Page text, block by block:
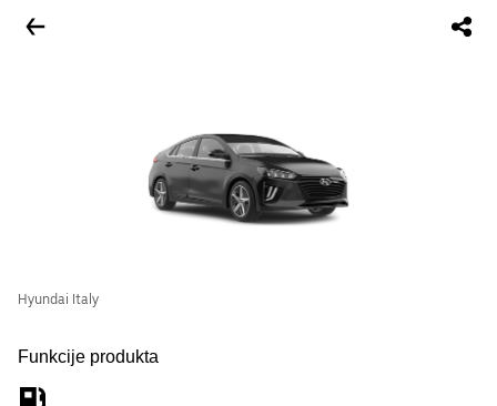
Hyundai Italy
Funkcije produkta